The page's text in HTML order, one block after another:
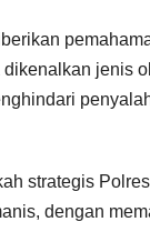
jenis
strategis
dengan